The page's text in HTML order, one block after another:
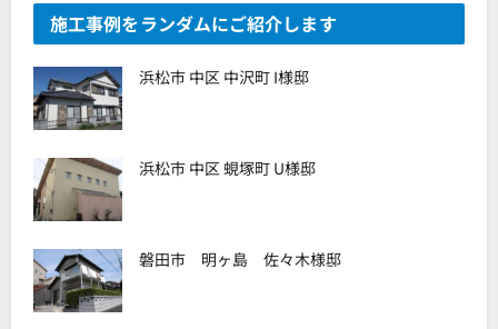
施工事例をランダムにご紹介します
浜松市 中区 中沢町 I様邸
浜松市 中区 蜆塚町 U様邸
磐田市 明ヶ島 佐々木様邸